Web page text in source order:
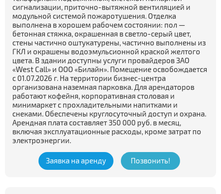
сигнализации, приточно-вытяжной вентиляцией и
модульной системой пожаротушения. Отделка
выполнена в хорошем рабочем состоянии: пол —
бетонная стяжка, окрашенная в светло-серый цвет,
стены частично оштукатурены, частично выполнены из
ГКЛ и окрашены водоэмульсионной краской желтого
цвета. В здании доступны услуги провайдеров ЗАО
«West Call» и ООО «Билайн». Помещение освобождается
с 01.07.2026 г. На территории бизнес-центра
организована наземная парковка. Для арендаторов
работают кофейня, корпоративная столовая и
минимаркет с прохладительными напитками и
снеками. Обеспечены круглосуточный доступ и охрана.
Арендная плата составляет 350 000 руб. в месяц,
включая эксплуатационные расходы, кроме затрат по
электроэнергии.
Заявка на аренду Позвонить!